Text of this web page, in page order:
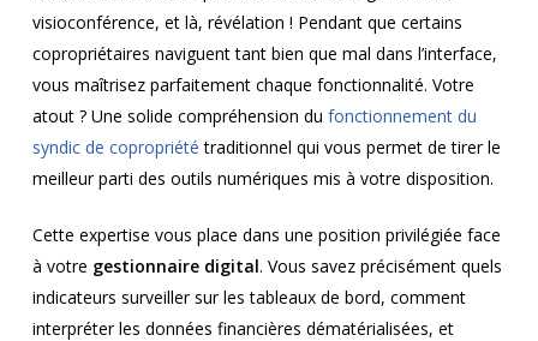
visioconférence, et là, révélation ! Pendant que certains
copropriétaires naviguent tant bien que mal dans l’interface,
vous maîtrisez parfaitement chaque fonctionnalité. Votre
atout ? Une solide compréhension du fonctionnement du
syndic de copropriété traditionnel qui vous permet de tirer le
meilleur parti des outils numériques mis à votre disposition.
Cette expertise vous place dans une position privilégiée face
à votre gestionnaire digital. Vous savez précisément quels
indicateurs surveiller sur les tableaux de bord, comment
interpréter les données financières dématérialisées, et